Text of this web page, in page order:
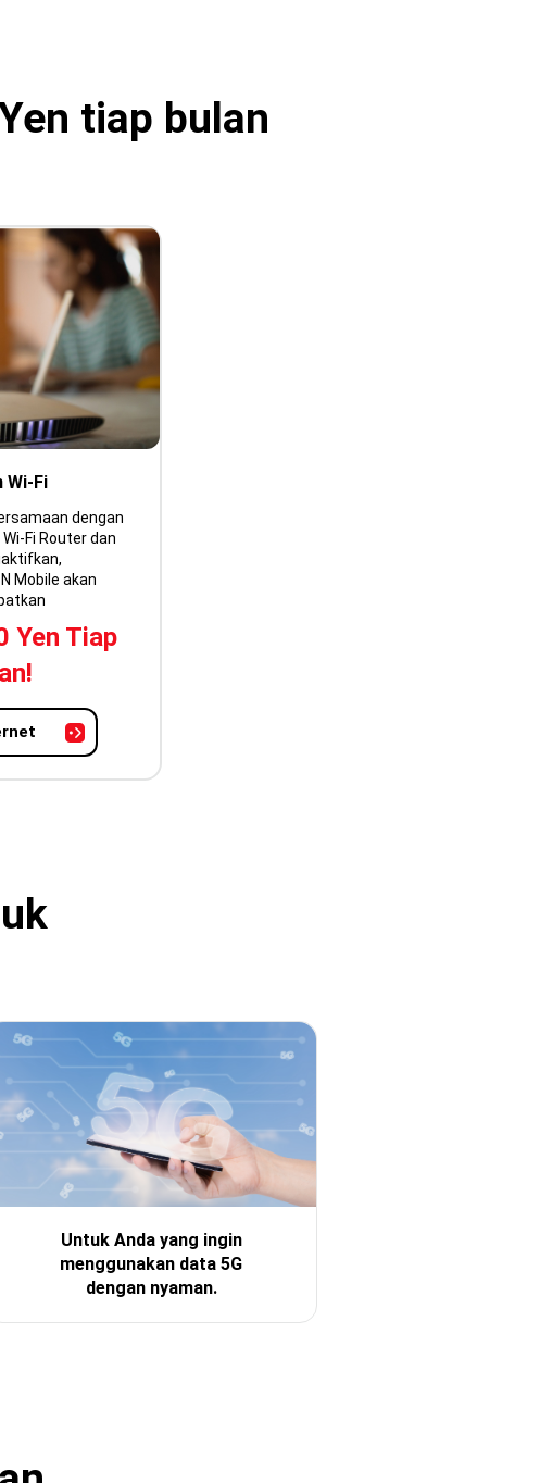
tiap bulan
Wi-Fi
dengan
Fi Router dan
Mobile akan
Yen Tiap
Untuk Anda yang ingin
menggunakan data 5G
dengan nyaman.